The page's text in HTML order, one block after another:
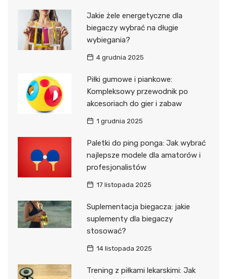
Jakie żele energetyczne dla
biegaczy wybrać na długie
wybiegania?
4 grudnia 2025
Piłki gumowe i piankowe:
Kompleksowy przewodnik po
akcesoriach do gier i zabaw
1 grudnia 2025
Paletki do ping ponga: Jak wybrać
najlepsze modele dla amatorów i
profesjonalistów
17 listopada 2025
Suplementacja biegacza: jakie
suplementy dla biegaczy
stosować?
14 listopada 2025
Trening z piłkami lekarskimi: Jak